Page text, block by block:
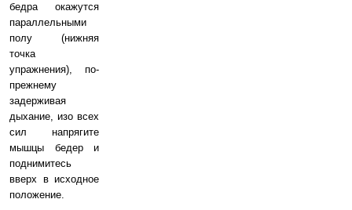
бедра окажутся
параллельными
полу (нижняя
точка
упражнения), по-
прежнему
задерживая
дыхание, изо всех
сил напрягите
мышцы бедер и
поднимитесь
вверх в исходное
положение.